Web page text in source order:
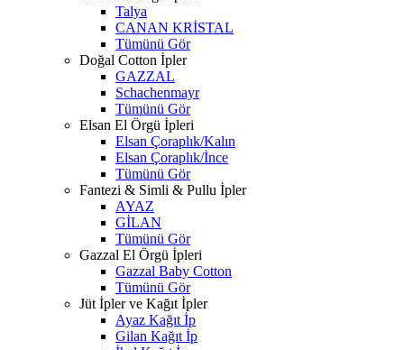
Talya
CANAN KRİSTAL
Tümünü Gör
Doğal Cotton İpler
GAZZAL
Schachenmayr
Tümünü Gör
Elsan El Örgü İpleri
Elsan Çoraplık/Kalın
Elsan Çoraplık/İnce
Tümünü Gör
Fantezi & Simli & Pullu İpler
AYAZ
GİLAN
Tümünü Gör
Gazzal El Örgü İpleri
Gazzal Baby Cotton
Tümünü Gör
Jüt İpler ve Kağıt İpler
Ayaz Kağıt İp
Gilan Kağıt İp